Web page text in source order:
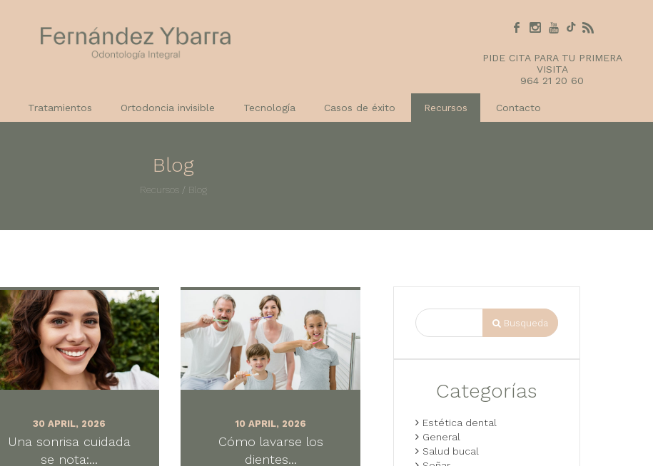
PIDE CITA PARA TU PRIMERA
VISITA
964 21 20 60
Tratamientos Ortodoncia invisible Tecnología Casos de éxito Recursos Contacto
Blog
Recursos / Blog
30 APRIL, 2026
Una sonrisa cuidada
se nota:...
10 APRIL, 2026
Cómo lavarse los
dientes...
Busqueda
Categorías
Estética dental
General
Salud bucal